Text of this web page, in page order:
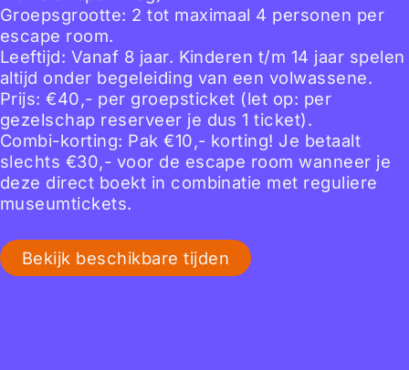
Groepsgrootte: 2 tot maximaal 4 personen per
escape room.
Leeftijd: Vanaf 8 jaar. Kinderen t/m 14 jaar spelen
altijd onder begeleiding van een volwassene.
Prijs: €40,- per groepsticket (let op: per
gezelschap reserveer je dus 1 ticket).
Combi-korting: Pak €10,- korting! Je betaalt
slechts €30,- voor de escape room wanneer je
deze direct boekt in combinatie met reguliere
museumtickets.
Bekijk beschikbare tijden